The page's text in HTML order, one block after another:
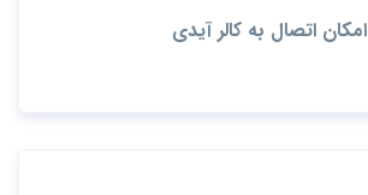
امکان اتصال به کالر آیدی